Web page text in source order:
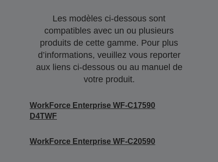
Les modèles ci-dessous sont
compatibles avec un ou plusieurs
produits de cette gamme. Pour plus
d’informations, veuillez vous reporter
aux liens ci-dessous ou au manuel de
votre produit.
WorkForce Enterprise WF-C17590
D4TWF
WorkForce Enterprise WF-C20590